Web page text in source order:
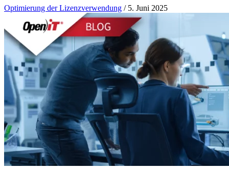
Optimierung der Lizenzverwendung / 5. Juni 2025